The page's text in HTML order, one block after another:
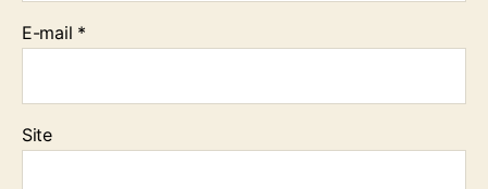
E-mail *
Site